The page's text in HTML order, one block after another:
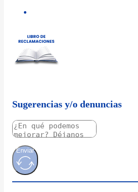
Sugerencias y/o denuncias
Enviar